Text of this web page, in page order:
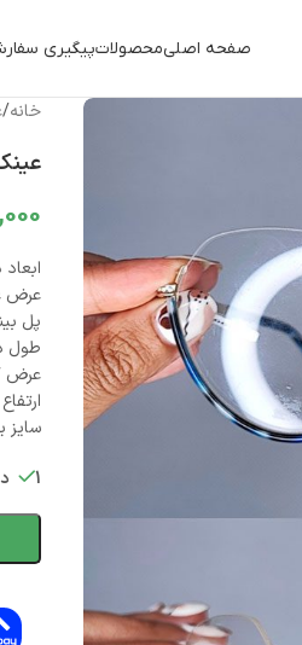
صفحه اصلیمحصولاتپیگیری
خانه/
عینک
عرض عدسی
پل بینی 18
طول دسته
عرض کلی
ارتفاع
سایز
1 در انبار